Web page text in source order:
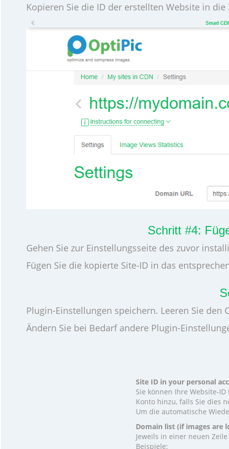
Kopieren Sie die ID der erstellten Website in die
Schritt #4:
Gehen Sie zur Einstellungsseite des zuvor
Fügen Sie die kopierte Site-ID in das
Plugin-Einstellungen speichern. Leeren Sie den
Ändern Sie bei Bedarf andere Plugin-
Site ID in your personal
Sie können Ihre Website-
Konto hinzu, falls Sie dies
Um die automatische
Domain list (if images are
Jeweils in einer neuen
Beispiele: